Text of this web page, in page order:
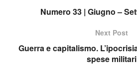
Numero 33 | Giugno –
Next Post
Guerra e capitalismo.
spese militari